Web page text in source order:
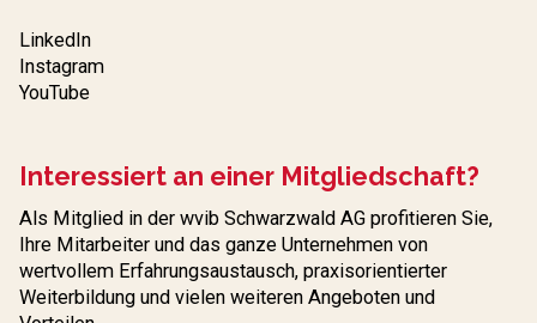
LinkedIn
Instagram
YouTube
Interessiert an einer Mitgliedschaft?
Als Mitglied in der wvib Schwarzwald AG profitieren Sie,
Ihre Mitarbeiter und das ganze Unternehmen von
wertvollem Erfahrungs­austausch, praxisorientierter
Weiterbildung und vielen weiteren Angeboten und